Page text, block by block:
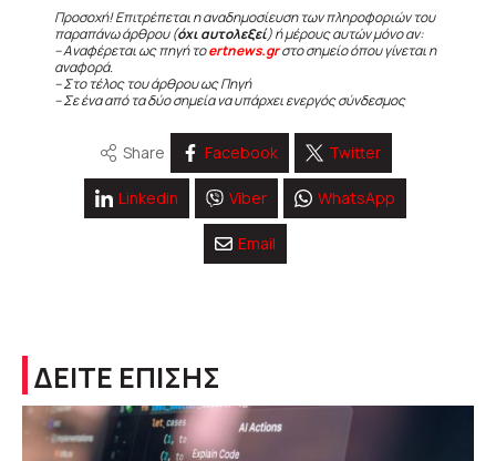
Προσοχή! Επιτρέπεται η αναδημοσίευση των πληροφοριών του
παραπάνω άρθρου (όχι αυτολεξεί) ή μέρους αυτών μόνο αν:
– Αναφέρεται ως πηγή τοertnews.grστο σημείο όπου γίνεται η
αναφορά.
– Στο τέλος του άρθρου ως Πηγή
– Σε ένα από τα δύο σημεία να υπάρχει ενεργός σύνδεσμος
Share Facebook Twitter
Linkedin Viber WhatsApp
Email
ΔΕΙΤΕ ΕΠΙΣΗΣ